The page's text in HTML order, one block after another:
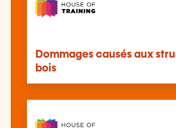
Dommages causés aux
bois